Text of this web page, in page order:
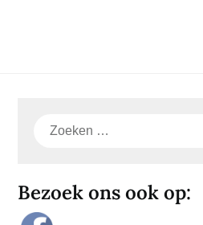
Zoeken
Bezoek ons ook op: